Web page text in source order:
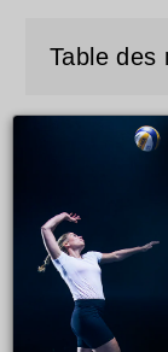
Les blessures à
entraînent de
protection,
En tant que
été témoin et j'ai
plan
Je n'ai pas été
Table des